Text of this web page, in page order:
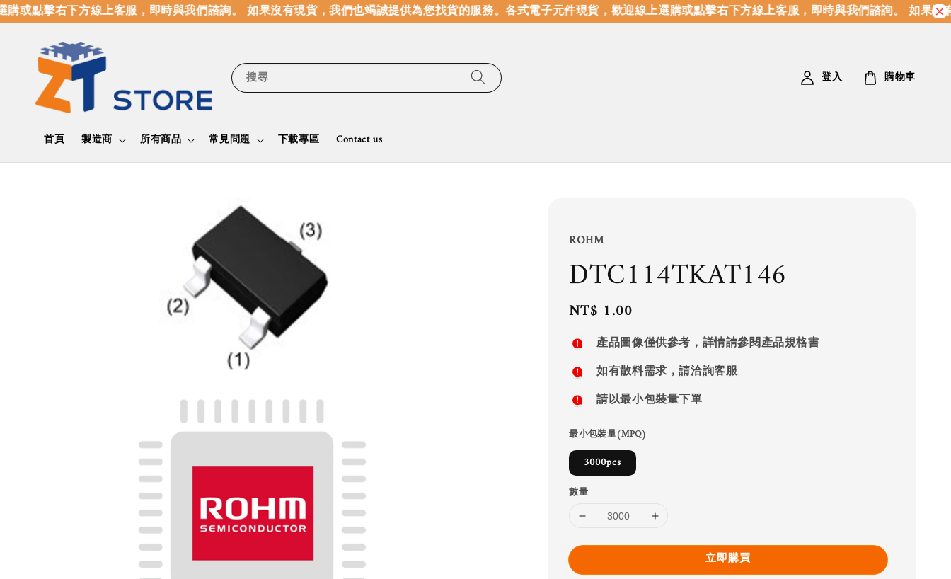
點擊右下方線上客服，即時與我們諮詢。 如果沒有現貨，我們也竭誠提供為您找貨的服務。各式電子元件現貨，歡迎線上選購或點擊右下方線上客服，即時與我們諮詢。 如果沒有
搜尋
首頁 製造商 所有商品 常見問題 下載專區 Contact us
登入 購物車
ROHM
DTC114TKAT146
Regular
price
NT$ 1.00
產品圖像僅供參考，詳情請參閱產品規格書
如有散料需求，請洽詢客服
請以最小包裝量下單
最小包裝量(MPQ)
3000pcs
數量
立即購買